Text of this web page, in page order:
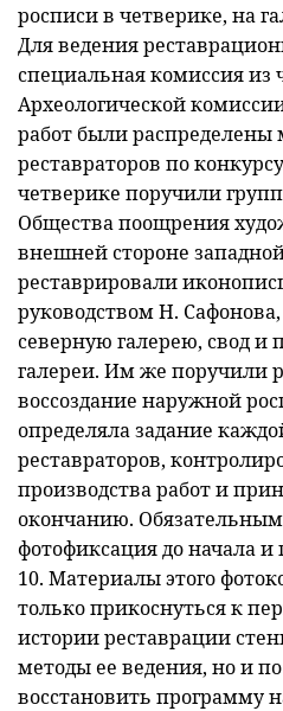
росписи в четверике, на
Для ведения
специальная комиссия
Археологической
работ были
реставраторов по
четверике поручили
Общества поощрения
внешней стороне
реставрировали
руководством Н.
северную галерею, свод и
галереи. Им же поручили
воссоздание наружной
определяла задание
реставраторов,
производства работ и
окончанию.
фотофиксация до начала
10. Материалы этого
только прикоснуться к
истории реставрации
методы ее ведения, но и
восстановить программу